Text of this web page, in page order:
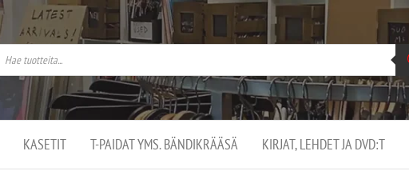
KASETIT T-PAIDAT YMS. BÄNDIKRÄÄSÄ KIRJAT, LEHDET JA DVD:T